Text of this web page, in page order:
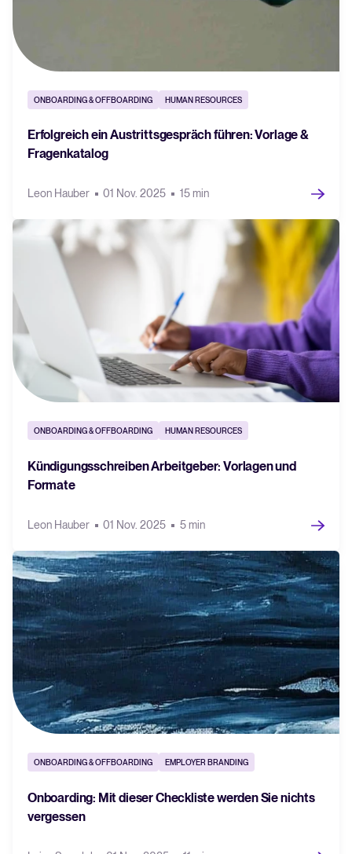
ONBOARDING & OFFBOARDING HUMAN RESOURCES
Erfolgreich ein Austrittsgespräch führen: Vorlage &
Fragenkatalog
Leon Hauber 01 Nov. 2025 15 min
ONBOARDING & OFFBOARDING HUMAN RESOURCES
Kündigungsschreiben Arbeitgeber: Vorlagen und
Formate
Leon Hauber 01 Nov. 2025 5 min
ONBOARDING & OFFBOARDING EMPLOYER BRANDING
Onboarding: Mit dieser Checkliste werden Sie nichts
vergessen